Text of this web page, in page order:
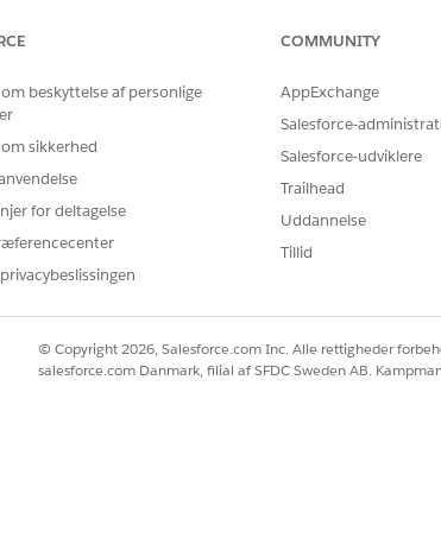
og Unlimited Edition, hvor Financial Services
BRUGERTILLADELSER PÅKRÆVET
Administrer modtagere:
områdepluklister, skal du vælge de stater og
og lande-/områdepluklister
beskyttelse af personlige
sikkerhed
for deltagelse
COMMUNITY
AppExchange
Salesforce-
Salesforce-udviklere
Trailhead
Uddannelse
Tillid
© Copyright 2026, Salesforce.com Inc. Alle rettigheder
salesforce.com Danmark, filial af SFDC Sweden AB.